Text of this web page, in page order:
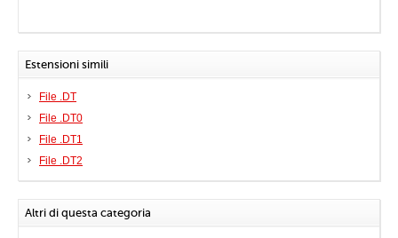
Estensioni simili
File .DT
File .DT0
File .DT1
File .DT2
Altri di questa categoria